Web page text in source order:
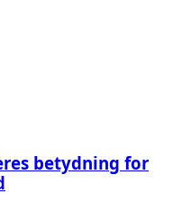
betydning for